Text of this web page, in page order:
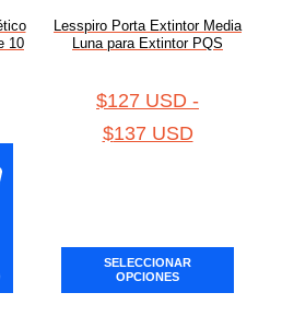
10
Lesspiro Porta Extintor Media
Luna para Extintor PQS
$127 USD -
$137 USD
SELECCIONAR
OPCIONES